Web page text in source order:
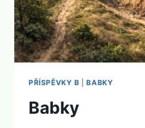
PŘÍSPĚVKY B |BABKY
Babky